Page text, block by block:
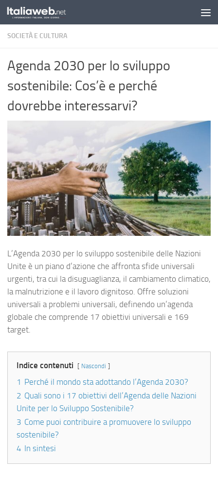
Sotto il contenuto
SOCIETÀ E CULTURA
Agenda 2030 per lo sviluppo
sostenibile: Cos’è e perché
dovrebbe interessarvi?
L’Agenda 2030 per lo sviluppo sostenibile delle Nazioni
Unite è un piano d’azione che affronta sfide universali
urgenti, tra cui la disuguaglianza, il cambiamento climatico,
la malnutrizione e il lavoro dignitoso. Offre soluzioni
universali a problemi universali, definendo un’agenda
globale che comprende 17 obiettivi universali e 169
target.
Indice contenuti Nascondi
1 Perché il mondo sta adottando l’Agenda 2030?
2 Quali sono i 17 obiettivi dell’Agenda delle Nazioni
Unite per lo Sviluppo Sostenibile?
3 Come puoi contribuire a promuovere lo sviluppo
sostenibile?
4 In sintesi